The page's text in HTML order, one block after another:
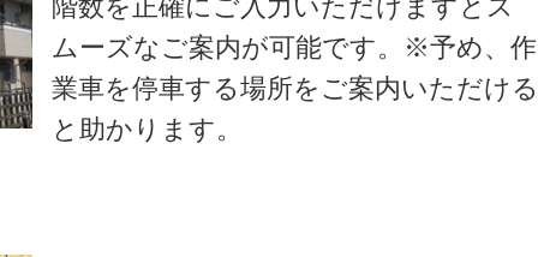
階数を正確にご入力いただけますとス
ムーズなご案内が可能です。※予め、作
業車を停車する場所をご案内いただける
と助かります。